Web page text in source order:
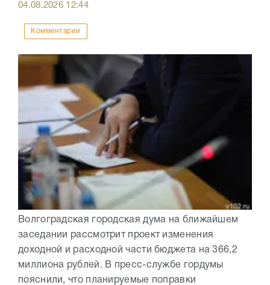
04.08.2026 12:44
Комментарии
Волгоградская городская дума на ближайшем
заседании рассмотрит проект изменения
доходной и расходной части бюджета на 366,2
миллиона рублей. В пресс-службе гордумы
пояснили, что планируемые поправки